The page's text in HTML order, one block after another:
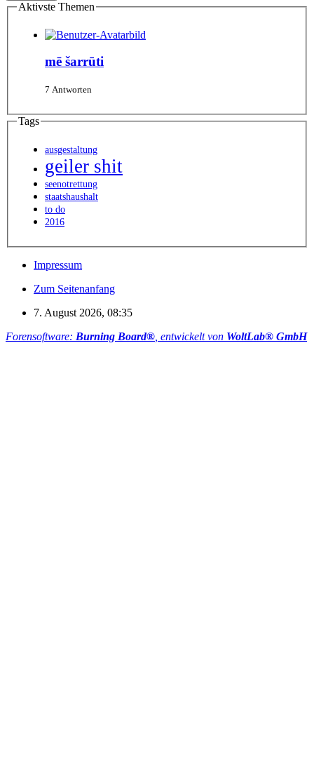
Aktivste Themen
mē šarrūti
7 Antworten
Tags
ausgestaltung
geiler shit
seenotrettung
staatshaushalt
to do
2016
Impressum
Zum Seitenanfang
7. August 2026, 08:35
Forensoftware: Burning Board® , entwickelt von WoltLab® GmbH